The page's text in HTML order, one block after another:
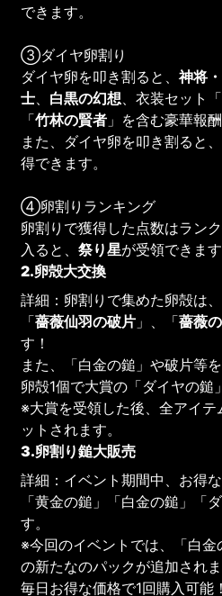
できます。
③ダイヤ卵割り
ダイヤ卵を叩き割ると、神将
士
白黒の幻想 、衣装セット「
「竹林の賢者 」を含む豪華報
また、ダイヤ卵を叩き割ると
得できます。
④卵割りランキング
卵割りで獲得した点数はラン
入ると、祭り星が受領できます
2.卵殻大交換
詳細：卵割りで集めた卵殻は
「薔薇仙羽の破片 」、「薔薇
す！
また、「白金の鎚」や破片等
卵殻1個で大賞の「ダイヤの鎚
※大賞を受領した後、全アイ
ットされます。
3.卵割り鎚大販売
詳細：イベント期間中、お得
「黄金の鎚」「白金の鎚」「
す。
※今回のイベントでは、「白金
の新たなのパックが追加されま
毎日お得な価格で1回購入可能